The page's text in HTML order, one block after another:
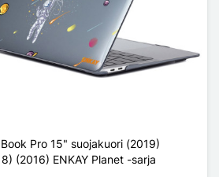
Pro 15" suojakuori (2019)
(2016) ENKAY Planet -sarja